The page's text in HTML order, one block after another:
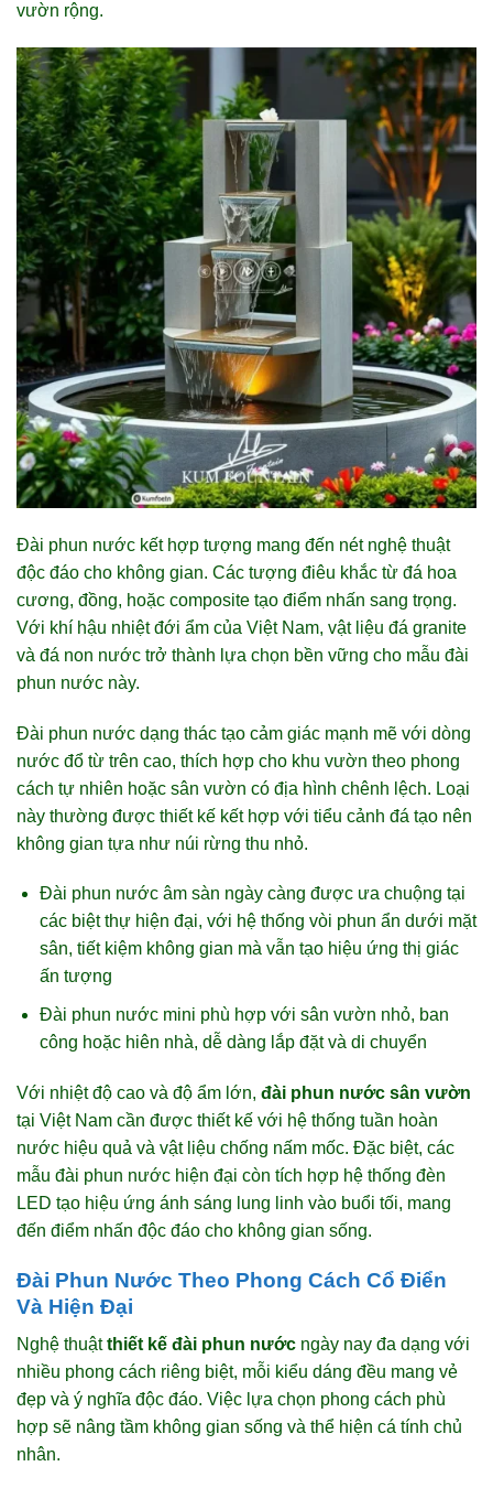
vườn rộng.
Đài phun nước kết hợp tượng mang đến nét nghệ thuật
độc đáo cho không gian. Các tượng điêu khắc từ đá hoa
cương, đồng, hoặc composite tạo điểm nhấn sang trọng.
Với khí hậu nhiệt đới ẩm của Việt Nam, vật liệu đá granite
và đá non nước trở thành lựa chọn bền vững cho mẫu đài
phun nước này.
Đài phun nước dạng thác tạo cảm giác mạnh mẽ với dòng
nước đổ từ trên cao, thích hợp cho khu vườn theo phong
cách tự nhiên hoặc sân vườn có địa hình chênh lệch. Loại
này thường được thiết kế kết hợp với tiểu cảnh đá tạo nên
không gian tựa như núi rừng thu nhỏ.
Đài phun nước âm sàn ngày càng được ưa chuộng tại
các biệt thự hiện đại, với hệ thống vòi phun ẩn dưới mặt
sân, tiết kiệm không gian mà vẫn tạo hiệu ứng thị giác
ấn tượng
Đài phun nước mini phù hợp với sân vườn nhỏ, ban
công hoặc hiên nhà, dễ dàng lắp đặt và di chuyển
Với nhiệt độ cao và độ ẩm lớn, đài phun nước sân vườn
tại Việt Nam cần được thiết kế với hệ thống tuần hoàn
nước hiệu quả và vật liệu chống nấm mốc. Đặc biệt, các
mẫu đài phun nước hiện đại còn tích hợp hệ thống đèn
LED tạo hiệu ứng ánh sáng lung linh vào buổi tối, mang
đến điểm nhấn độc đáo cho không gian sống.
Đài Phun Nước Theo Phong Cách Cổ Điển
Và Hiện Đại
Nghệ thuậtthiết kế đài phun nước ngày nay đa dạng với
nhiều phong cách riêng biệt, mỗi kiểu dáng đều mang vẻ
đẹp và ý nghĩa độc đáo. Việc lựa chọn phong cách phù
hợp sẽ nâng tầm không gian sống và thể hiện cá tính chủ
nhân.